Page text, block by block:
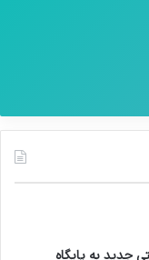
جدید به پایگاه